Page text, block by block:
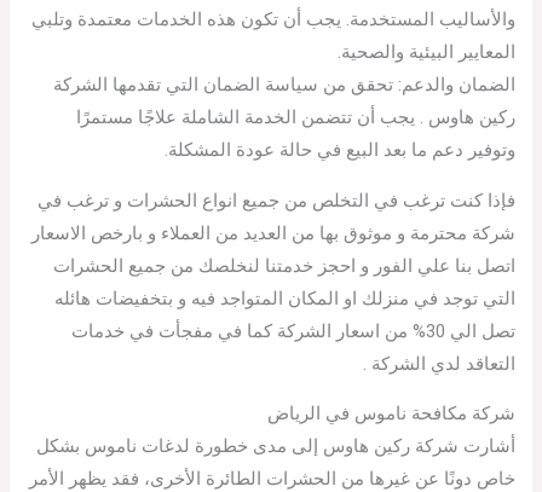
والأساليب المستخدمة. يجب أن تكون هذه الخدمات معتمدة وتلبي
المعايير البيئية والصحية.
الضمان والدعم: تحقق من سياسة الضمان التي تقدمها الشركة
ركين هاوس . يجب أن تتضمن الخدمة الشاملة علاجًا مستمرًا
وتوفير دعم ما بعد البيع في حالة عودة المشكلة.
فإذا كنت ترغب في التخلص من جميع انواع الحشرات و ترغب في
شركة محترمة و موثوق بها من العديد من العملاء و بارخص الاسعار
اتصل بنا علي الفور و احجز خدمتنا لنخلصك من جميع الحشرات
التي توجد في منزلك او المكان المتواجد فيه و بتخفيضات هائله
تصل الي 30% من اسعار الشركة كما في مفجأت في خدمات
التعاقد لدي الشركة .
شركة مكافحة ناموس في الرياض
أشارت شركة ركين هاوس إلى مدى خطورة لدغات ناموس بشكل
خاص دونًا عن غيرها من الحشرات الطائرة الأخرى، فقد يظهر الأمر